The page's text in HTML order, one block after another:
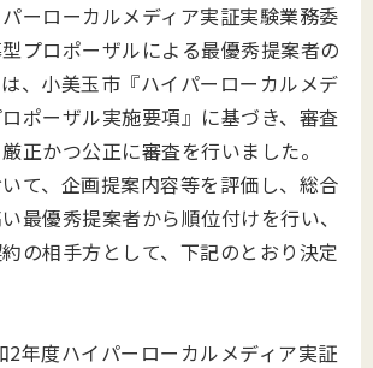
ーローカルメディア実証実験業務委
プロポーザルによる最優秀提案者の
、小美玉市『ハイパーローカルメデ
ポーザル実施要項』に基づき、審査
正かつ公正に審査を行いました。
て、企画提案内容等を評価し、総合
最優秀提案者から順位付けを行い、
の相手方として、下記のとおり決定
2年度ハイパーローカルメディア実証